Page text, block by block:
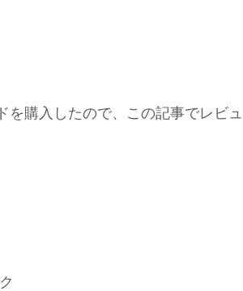
購入したので、この記事でレビュ